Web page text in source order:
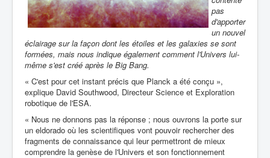
pas
d'apporter
un nouvel
éclairage sur la façon dont les étoiles et les galaxies se sont
formées, mais nous indique également comment l'Univers lui-
même s'est créé après le Big Bang.
« C'est pour cet instant précis que Planck a été conçu »,
explique David Southwood, Directeur Science et Exploration
robotique de l'ESA.
« Nous ne donnons pas la réponse ; nous ouvrons la porte sur
un eldorado où les scientifiques vont pouvoir rechercher des
fragments de connaissance qui leur permettront de mieux
comprendre la genèse de l'Univers et son fonctionnement